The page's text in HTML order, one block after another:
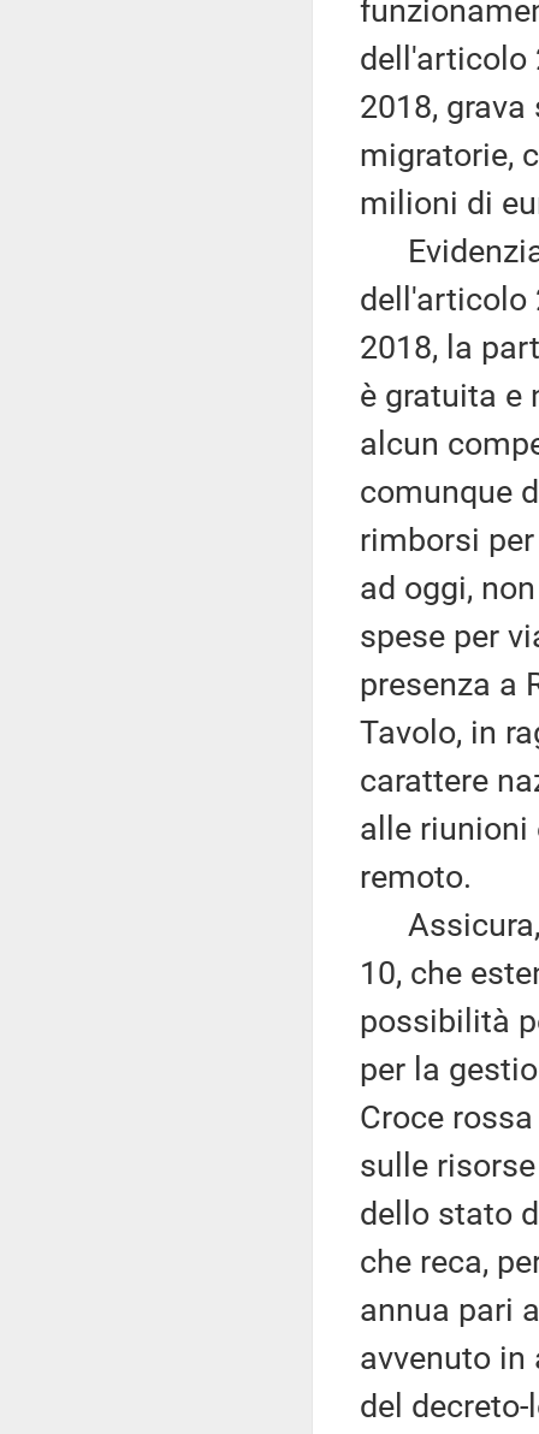
dell'articolo
2018,
migratorie,
milioni di
dell'articolo
2018, la
è gratuita e
alcun
comunque
rimborsi
ad oggi,
spese per
presenza a
Tavolo, in
carattere
alle riunioni
remoto.
Assicura,
10, che
possibilità
per la
Croce
sulle
dello stato
che reca,
annua pari
avvenuto in
del